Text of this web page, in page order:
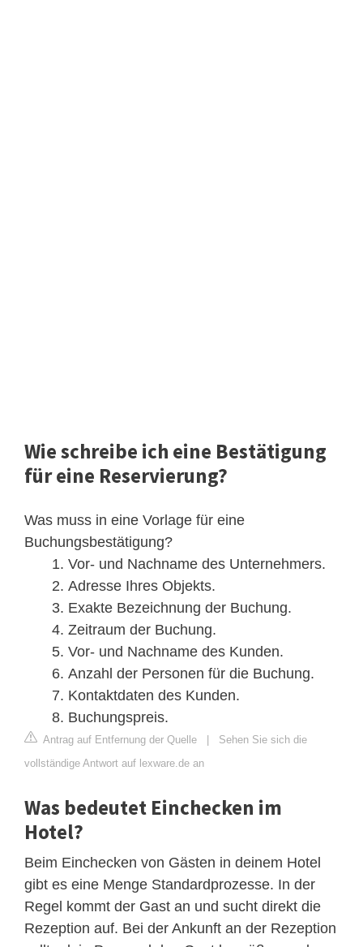
Wie schreibe ich eine Bestätigung
für eine Reservierung?
Was muss in eine Vorlage für eine
Buchungsbestätigung?
Vor- und Nachname des Unternehmers.
Adresse Ihres Objekts.
Exakte Bezeichnung der Buchung.
Zeitraum der Buchung.
Vor- und Nachname des Kunden.
Anzahl der Personen für die Buchung.
Kontaktdaten des Kunden.
Buchungspreis.
Antrag auf Entfernung der Quelle | Sehen Sie sich die
vollständige Antwort auf lexware.de an
Was bedeutet Einchecken im
Hotel?
Beim Einchecken von Gästen in deinem Hotel
gibt es eine Menge Standardprozesse. In der
Regel kommt der Gast an und sucht direkt die
Rezeption auf. Bei der Ankunft an der Rezeption